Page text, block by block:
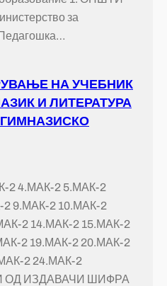
за
НА УЧЕБНИК
И ЛИТЕРАТУРА
2 4.МАК-2 5.МАК-2
9.МАК-2 10.МАК-2
2 14.МАК-2 15.МАК-2
2 19.МАК-2 20.МАК-2
2 24.МАК-2
ИЗДАВАЧИ ШИФРА